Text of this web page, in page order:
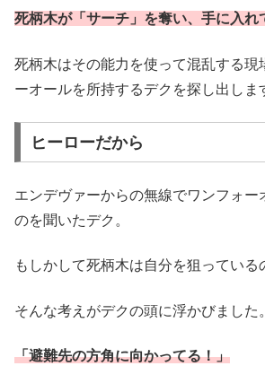
死柄木が「サーチ」を奪い、手に入れ
死柄木はその能力を使って混乱する現
ーオールを所持するデクを探し出しま
ヒーローだから
エンデヴァーからの無線でワンフォー
のを聞いたデク。
もしかして死柄木は自分を狙っている
そんな考えがデクの頭に浮かびました。
「避難先の方角に向かってる！」